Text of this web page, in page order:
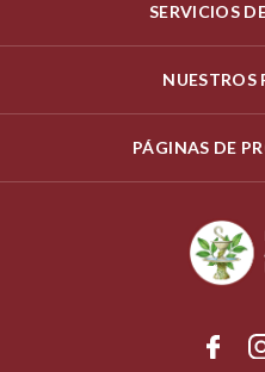
SERVICIOS
NUESTROS
PÁGINAS DE